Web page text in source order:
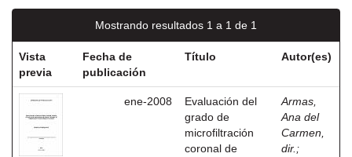
Mostrando resultados 1 a 1 de 1
Vista
previa
Fecha de
publicación
Título Autor(es)
ene-2008
Evaluación del
grado de
microfiltración
coronal de
Armas,
Ana del
Carmen,
dir. ;